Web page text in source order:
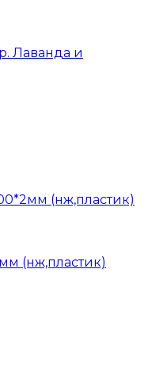
Лаванда и
(нж,пластик)